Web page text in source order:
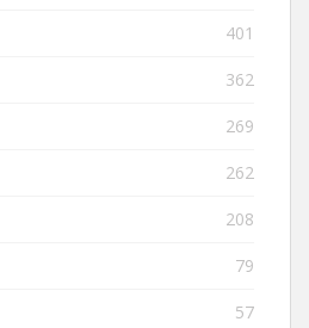
401
362
269
262
208
79
57